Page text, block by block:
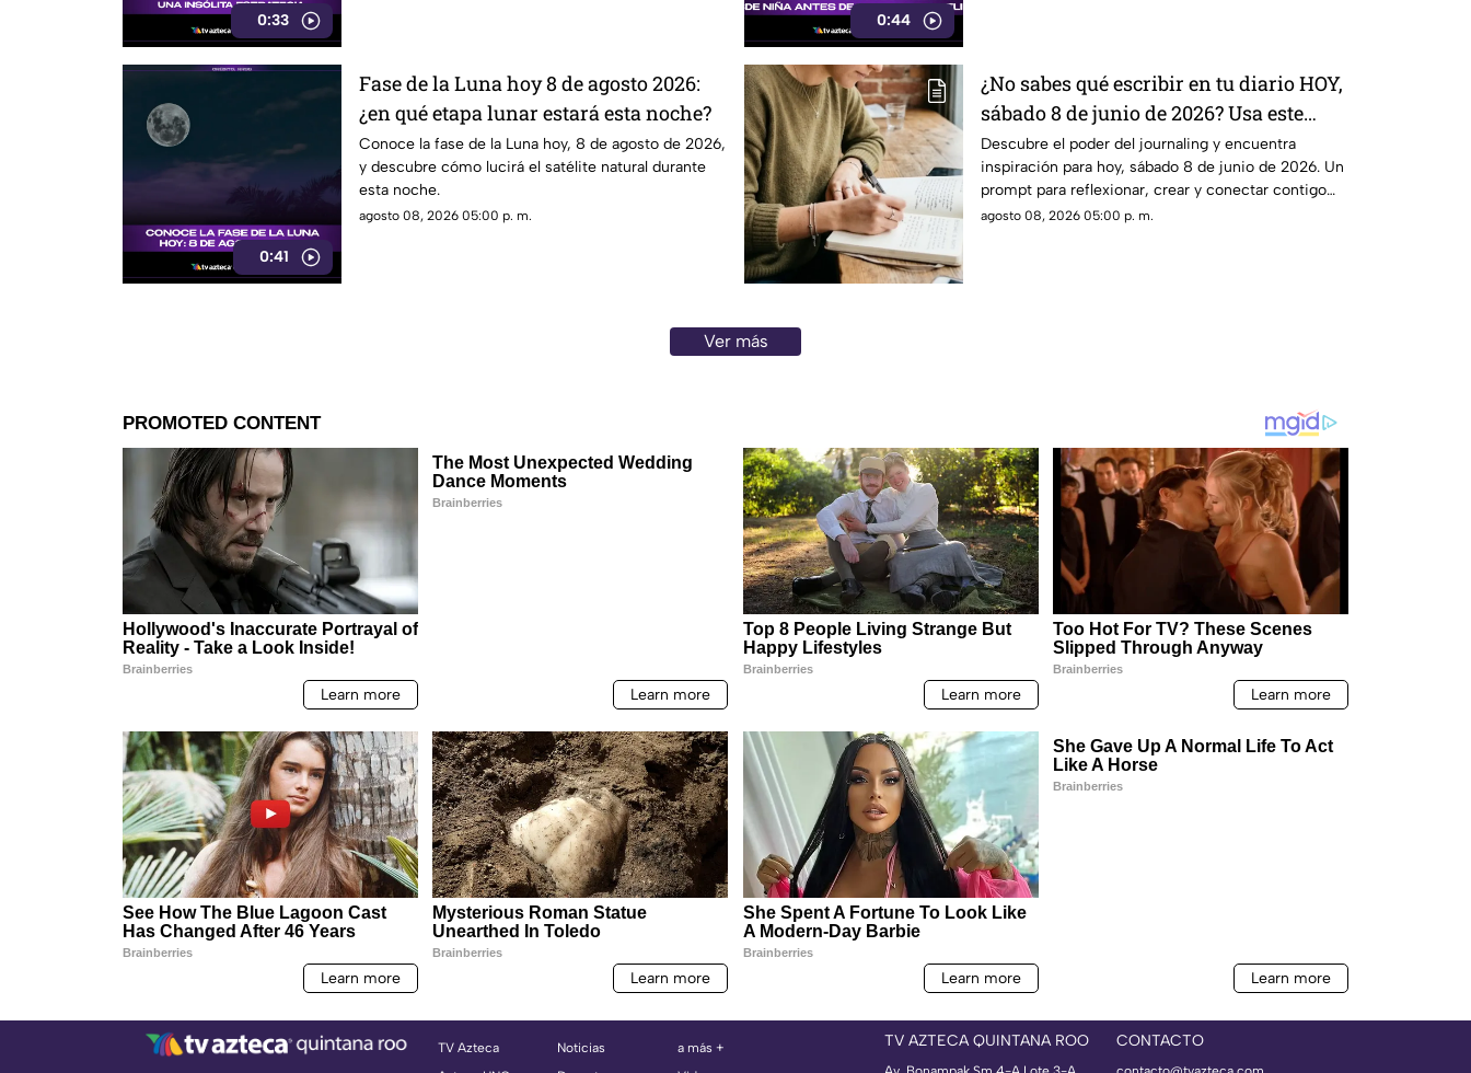
0:33 0:44
0:41
Fase de la Luna hoy 8 de agosto 2026:
¿en qué etapa lunar estará esta noche?
Conoce la fase de la Luna hoy, 8 de agosto de 2026,
y descubre cómo lucirá el satélite natural durante
esta noche.
agosto 08, 2026 05:00 p. m.
¿No sabes qué escribir en tu diario HOY,
sábado 8 de junio de 2026? Usa este
journal prompt
Descubre el poder del journaling y encuentra
inspiración para hoy, sábado 8 de junio de 2026. Un
prompt para reflexionar, crear y conectar contigo
mismo.
agosto 08, 2026 05:00 p. m.
Ver más
TV Azteca
Noticias
a más +
TV AZTECA QUINTANA ROO CONTACTO